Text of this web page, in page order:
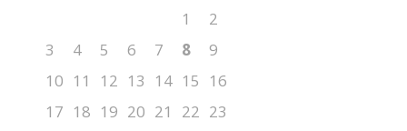
1
2
3
4 5 6 7 8
9
10 11 12 13 14 15
16
17 18 19 20 21 22 23